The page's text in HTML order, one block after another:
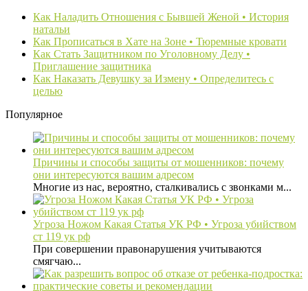
Как Наладить Отношения с Бывшей Женой • История
натальи
Как Прописаться в Хате на Зоне • Тюремные кровати
Как Стать Защитником по Уголовному Делу •
Приглашение защитника
Как Наказать Девушку за Измену • Определитесь с
целью
Популярное
Причины и способы защиты от мошенников: почему
они интересуются вашим адресом
Многие из нас, вероятно, сталкивались с звонками м...
Угроза Ножом Какая Статья УК РФ • Угроза убийством
ст 119 ук рф
При совершении правонарушения учитываются
смягчаю...